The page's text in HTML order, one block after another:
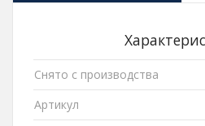
Снято с производства
Артикул